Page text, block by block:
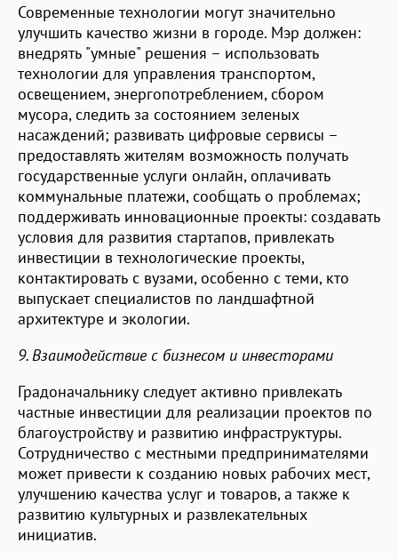
Современные технологии могут значительно
улучшить качество жизни в городе. Мэр должен:
внедрять "умные" решения – использовать
технологии для управления транспортом,
освещением, энергопотреблением, сбором
мусора, следить за состоянием зеленых
насаждений; развивать цифровые сервисы –
предоставлять жителям возможность получать
государственные услуги онлайн, оплачивать
коммунальные платежи, сообщать о проблемах;
поддерживать инновационные проекты: создавать
условия для развития стартапов, привлекать
инвестиции в технологические проекты,
контактировать с вузами, особенно с теми, кто
выпускает специалистов по ландшафтной
архитектуре и экологии.
9. Взаимодействие с бизнесом и инвесторами
Градоначальнику следует активно привлекать
частные инвестиции для реализации проектов по
благоустройству и развитию инфраструктуры.
Сотрудничество с местными предпринимателями
может привести к созданию новых рабочих мест,
улучшению качества услуг и товаров, а также к
развитию культурных и развлекательных
инициатив.